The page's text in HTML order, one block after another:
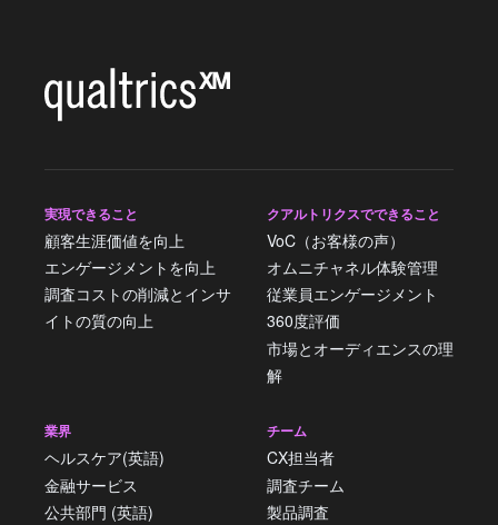
実現できること
顧客生涯価値を向上
エンゲージメントを向上
調査コストの削減とインサ
イトの質の向上
クアルトリクスでできること
VoC（お客様の声）
オムニチャネル体験管理
従業員エンゲージメント
360度評価
市場とオーディエンスの理
解
業界
ヘルスケア(英語)
金融サービス
公共部門 (英語)
チーム
CX担当者
調査チーム
製品調査